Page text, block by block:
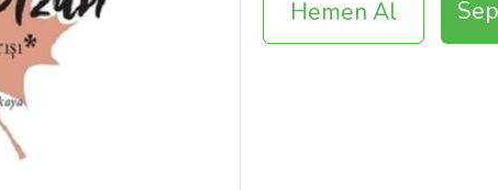
Hemen Al